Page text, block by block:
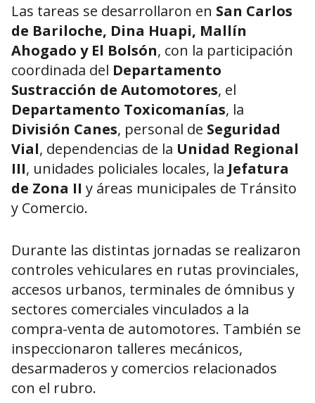
Las tareas se desarrollaron en San Carlos
de Bariloche, Dina Huapi, Mallín
Ahogado y El Bolsón, con la participación
coordinada del Departamento
Sustracción de Automotores, el
Departamento Toxicomanías, la
División Canes, personal de Seguridad
Vial, dependencias de la Unidad Regional
III, unidades policiales locales, la Jefatura
de Zona II y áreas municipales de Tránsito
y Comercio.
Durante las distintas jornadas se realizaron
controles vehiculares en rutas provinciales,
accesos urbanos, terminales de ómnibus y
sectores comerciales vinculados a la
compra-venta de automotores. También se
inspeccionaron talleres mecánicos,
desarmaderos y comercios relacionados
con el rubro.